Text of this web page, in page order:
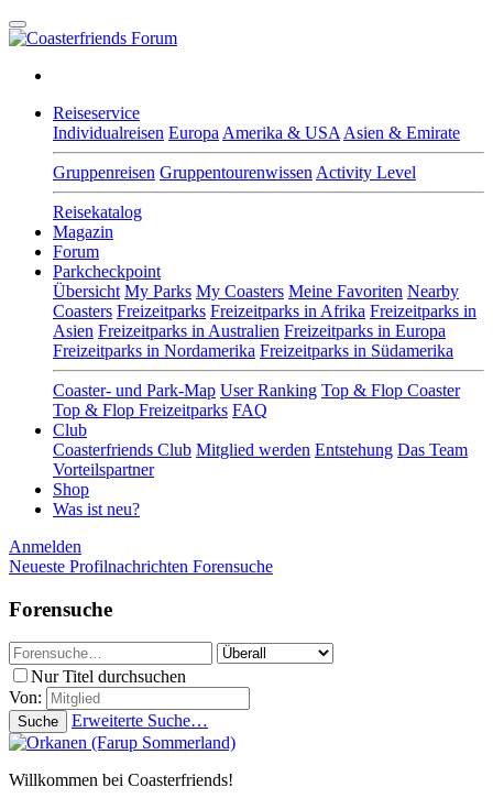
Reiseservice
Individualreisen Europa Amerika & USA Asien & Emirate
Gruppenreisen Gruppentourenwissen Activity Level
Reisekatalog
Magazin
Forum
Parkcheckpoint
Übersicht My Parks My Coasters Meine Favoriten Nearby
Coasters Freizeitparks Freizeitparks in Afrika Freizeitparks in
Asien Freizeitparks in Australien Freizeitparks in Europa
Freizeitparks in Nordamerika Freizeitparks in Südamerika
Coaster- und Park-Map User Ranking Top & Flop Coaster
Top & Flop Freizeitparks FAQ
Club
Coasterfriends Club Mitglied werden Entstehung Das Team
Vorteilspartner
Shop
Was ist neu?
Anmelden
Neueste Profilnachrichten Forensuche
Forensuche
Nur Titel durchsuchen
Von:
Suche Erweiterte Suche…
Willkommen bei Coasterfriends!